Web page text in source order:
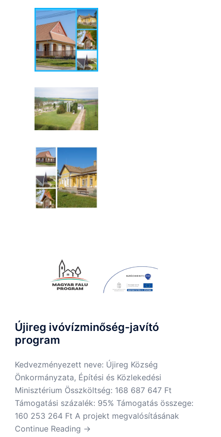
Újireg ivóvízminőség-javító
program
Kedvezményezett neve: Újireg Község
Önkormányzata, Építési és Közlekedési
Minisztérium Összköltség: 168 687 647 Ft
Támogatási százalék: 95% Támogatás összege:
160 253 264 Ft A projekt megvalósításának
Continue Reading →